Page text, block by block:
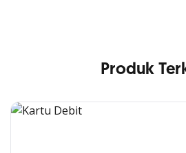
Produk